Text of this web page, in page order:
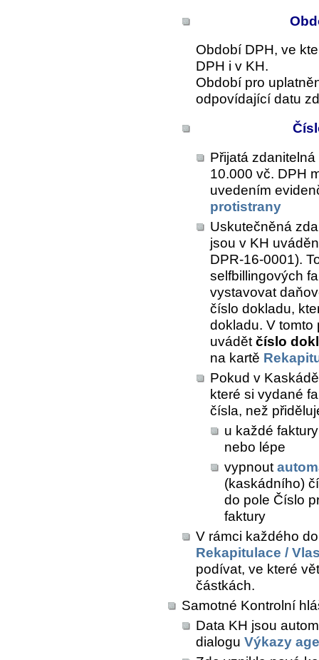
Období DPH, ve
DPH i v KH.
Období pro
odpovídající datu
Přijatá
10.000 vč. DPH
uvedením
protistrany
Uskutečněná
jsou v KH
DPR-16-0001).
selfbillingových
vystavovat
číslo dokladu,
dokladu. V tomto
uvádět číslo
na kartě
Pokud v
které si vydané
čísla, než
u každé
nebo lépe
vypnout
(kaskádního)
do pole Číslo
faktury
V rámci každého
Rekapitulace /
podívat, ve které
částkách.
Samotné Kontrolní
Data KH jsou
dialogu Výkazy